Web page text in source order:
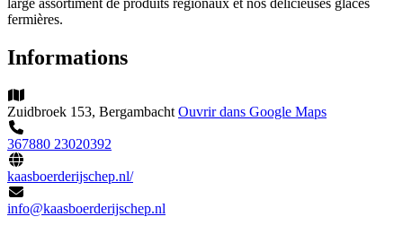
fermières.
Informations
Zuidbroek 153, Bergambacht Ouvrir dans Google Maps
367880 23020392
kaasboerderijschep.nl/
info@kaasboerderijschep.nl